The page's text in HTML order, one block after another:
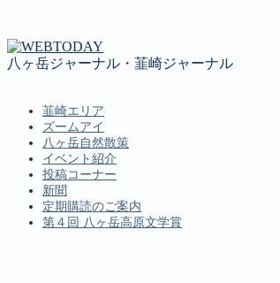
八ヶ岳ジャーナル・韮崎ジャーナル
韮崎エリア
ズームアイ
八ヶ岳自然散策
イベント紹介
投稿コーナー
新聞
定期購読のご案内
第４回 八ヶ岳高原文学賞